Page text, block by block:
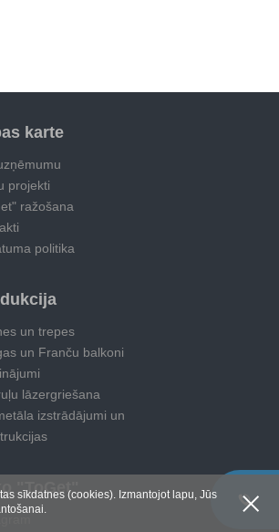
karte
projekti
ražošana
politika
un trepes
un Franču balkoni
lāzergriešana
izstrādājumi un
"ToGet"
sīkdatnes (cookies). Izmantojot lapu, Jūs